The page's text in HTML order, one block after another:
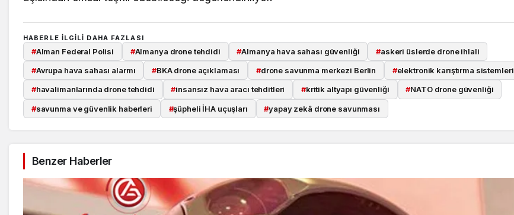
HABERLE ILGILI DAHA FAZLASI
#Alman Federal Polisi #Almanya drone tehdidi #Almanya hava sahası güvenliği #askeri üslerde drone ihlali
#Avrupa hava sahası alarmı #BKA drone açıklaması #drone savunma merkezi Berlin #elektronik karıştırma sistemleri
#havalimanlarında drone tehdidi #insansız hava aracı tehditleri #kritik altyapı güvenliği #NATO drone güvenliği
#savunma ve güvenlik haberleri #şüpheli İHA uçuşları #yapay zekâ drone savunması
Benzer Haberler